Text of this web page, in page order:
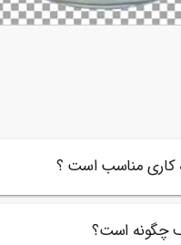
ها شیشه ای
مناسب است ؟
چگونه است؟